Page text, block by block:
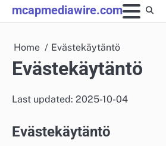
Skip
to
mcapmediawire.com
Home Evästekäytäntö
Evästekäytäntö
Last updated: 2025-10-04
Evästekäytäntö